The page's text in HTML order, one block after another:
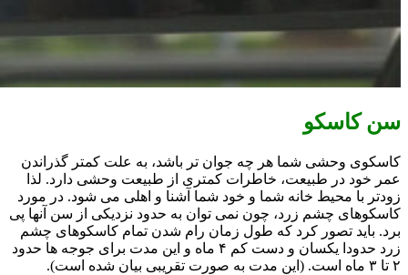
سن کاسکو
کاسکوی وحشی شما هر چه جوان تر باشد، به علت کمتر گذراندن
عمر خود در طبیعت، خاطرات کمتری از طبیعت وحشی دارد. لذا
زودتر با محیط خانه شما و خود شما آشنا و اهلی می شود. در مورد
کاسکوهای چشم زرد، چون نمی توان به حدود نزدیکی از سن آنها پی
برد. باید تصور کرد که طول زمان رام شدن تمام کاسکوهای چشم
زرد حدودا یکسان و دست کم ۴ ماه و این مدت برای جوجه ها حدود
۲ تا ۳ ماه است. (این مدت به صورت تقریبی بیان شده است).